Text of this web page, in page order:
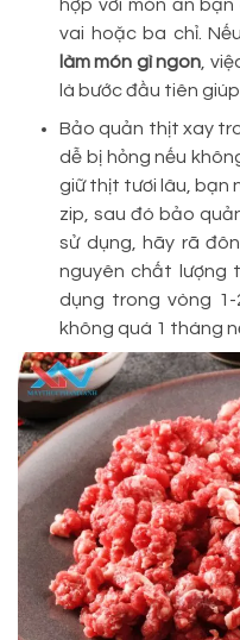
hợp với món ăn
vai hoặc ba chỉ.
làm món gì ngon ,
là bước đầu tiên
Bảo quản thịt xay
dễ bị hỏng nếu
giữ thịt tươi lâu, bạn
zip, sau đó bảo
sử dụng, hãy rã
nguyên chất lượng
dụng trong vòng
không quá 1 tháng